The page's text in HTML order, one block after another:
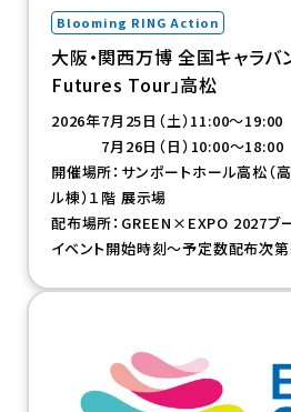
Blooming RING Action
大阪・関西万博 全国キャラバ
Futures Tour」高松
2026年7月25日（土）11:00～19:00
7月26日（日）10:00～18:00
開催場所：サンポートホール高松（
ル棟）１階 展示場
配布場所：GREEN×EXPO 2027ブ
イベント開始時刻～予定数配布次
（新規タブで開きます）